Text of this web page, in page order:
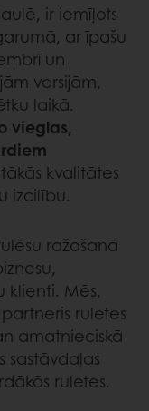
ir iemīļots
ar īpašu
un
versijām,
laikā.
vieglas,
kvalitātes
izcilību.
ražošanā
klienti. Mēs,
ruletes
amatnieciskā
sastāvdaļas
ruletes.